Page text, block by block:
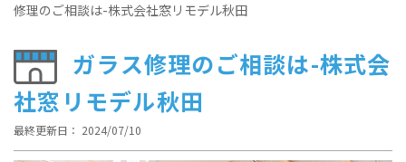
修理のご相談は-株式会社窓リモデル秋田
ガラス修理のご相談は-株式会
社窓リモデル秋田
最終更新日： 2024/07/10